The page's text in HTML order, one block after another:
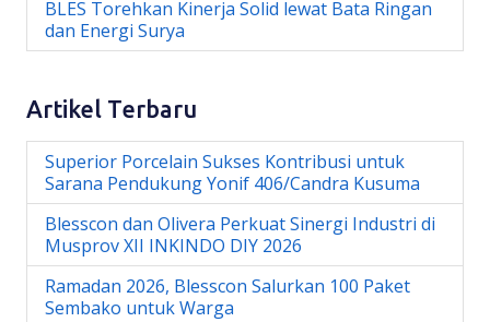
BLES Torehkan Kinerja Solid lewat Bata Ringan
dan Energi Surya
Artikel Terbaru
Superior Porcelain Sukses Kontribusi untuk
Sarana Pendukung Yonif 406/Candra Kusuma
Blesscon dan Olivera Perkuat Sinergi Industri di
Musprov XII INKINDO DIY 2026
Ramadan 2026, Blesscon Salurkan 100 Paket
Sembako untuk Warga